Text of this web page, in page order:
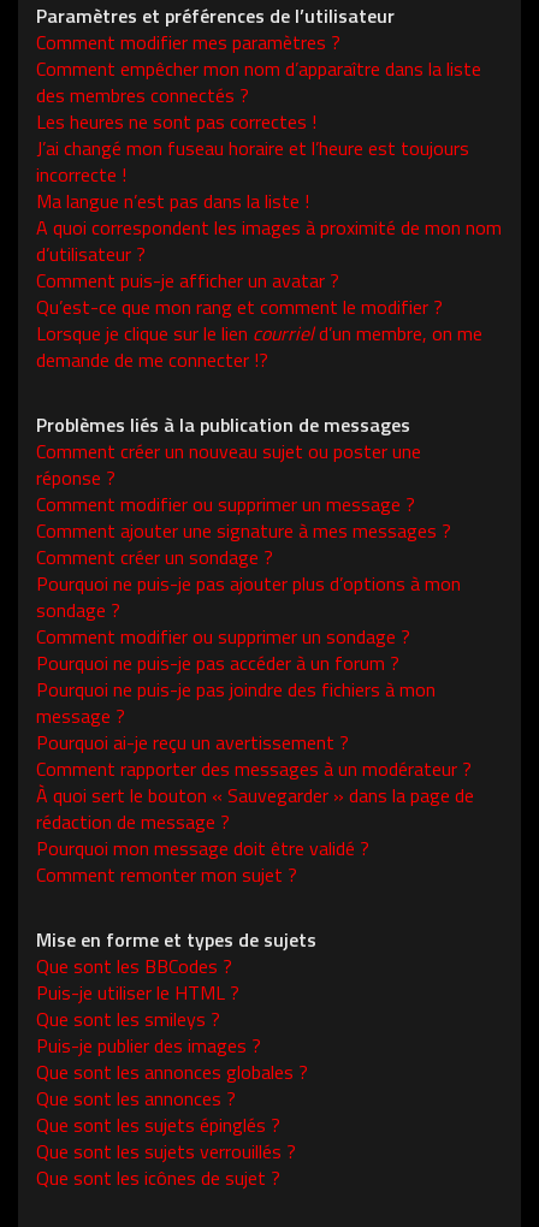
Paramètres et préférences de l’utilisateur
Comment modifier mes paramètres ?
Comment empêcher mon nom d’apparaître dans la liste
des membres connectés ?
Les heures ne sont pas correctes !
J’ai changé mon fuseau horaire et l’heure est toujours
incorrecte !
Ma langue n’est pas dans la liste !
A quoi correspondent les images à proximité de mon nom
d’utilisateur ?
Comment puis-je afficher un avatar ?
Qu’est-ce que mon rang et comment le modifier ?
Lorsque je clique sur le lien courrield’un membre, on me
demande de me connecter !?
Problèmes liés à la publication de messages
Comment créer un nouveau sujet ou poster une
réponse ?
Comment modifier ou supprimer un message ?
Comment ajouter une signature à mes messages ?
Comment créer un sondage ?
Pourquoi ne puis-je pas ajouter plus d’options à mon
sondage ?
Comment modifier ou supprimer un sondage ?
Pourquoi ne puis-je pas accéder à un forum ?
Pourquoi ne puis-je pas joindre des fichiers à mon
message ?
Pourquoi ai-je reçu un avertissement ?
Comment rapporter des messages à un modérateur ?
À quoi sert le bouton « Sauvegarder » dans la page de
rédaction de message ?
Pourquoi mon message doit être validé ?
Comment remonter mon sujet ?
Mise en forme et types de sujets
Que sont les BBCodes ?
Puis-je utiliser le HTML ?
Que sont les smileys ?
Puis-je publier des images ?
Que sont les annonces globales ?
Que sont les annonces ?
Que sont les sujets épinglés ?
Que sont les sujets verrouillés ?
Que sont les icônes de sujet ?